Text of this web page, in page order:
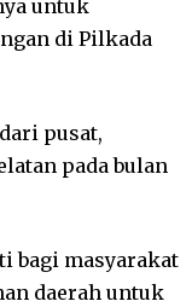
untuk
di Pilkada
pusat,
pada bulan
bagi masyarakat
daerah untuk